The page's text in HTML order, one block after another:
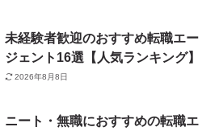
未経験者歓迎のおすすめ転職エー
ジェント16選【人気ランキング】
2026年8月8日
ニート・無職におすすめの転職エ